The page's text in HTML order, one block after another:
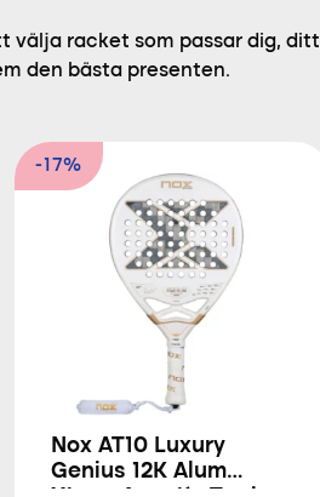
välja racket som passar dig, ditt
den bästa presenten.
-17%
Nox AT10 Luxury
Genius 12K Alum